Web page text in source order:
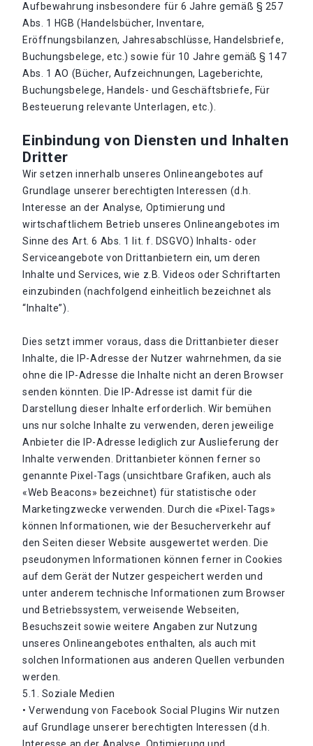
Aufbewahrung insbesondere für 6 Jahre gemäß § 257
Abs. 1 HGB (Handelsbücher, Inventare,
Eröffnungsbilanzen, Jahresabschlüsse, Handelsbriefe,
Buchungsbelege, etc.) sowie für 10 Jahre gemäß § 147
Abs. 1 AO (Bücher, Aufzeichnungen, Lageberichte,
Buchungsbelege, Handels- und Geschäftsbriefe, Für
Besteuerung relevante Unterlagen, etc.).
Einbindung von Diensten und Inhalten
Dritter
Wir setzen innerhalb unseres Onlineangebotes auf
Grundlage unserer berechtigten Interessen (d.h.
Interesse an der Analyse, Optimierung und
wirtschaftlichem Betrieb unseres Onlineangebotes im
Sinne des Art. 6 Abs. 1 lit. f. DSGVO) Inhalts- oder
Serviceangebote von Drittanbietern ein, um deren
Inhalte und Services, wie z.B. Videos oder Schriftarten
einzubinden (nachfolgend einheitlich bezeichnet als
“Inhalte”).
Dies setzt immer voraus, dass die Drittanbieter dieser
Inhalte, die IP-Adresse der Nutzer wahrnehmen, da sie
ohne die IP-Adresse die Inhalte nicht an deren Browser
senden könnten. Die IP-Adresse ist damit für die
Darstellung dieser Inhalte erforderlich. Wir bemühen
uns nur solche Inhalte zu verwenden, deren jeweilige
Anbieter die IP-Adresse lediglich zur Auslieferung der
Inhalte verwenden. Drittanbieter können ferner so
genannte Pixel-Tags (unsichtbare Grafiken, auch als
«Web Beacons» bezeichnet) für statistische oder
Marketingzwecke verwenden. Durch die «Pixel-Tags»
können Informationen, wie der Besucherverkehr auf
den Seiten dieser Website ausgewertet werden. Die
pseudonymen Informationen können ferner in Cookies
auf dem Gerät der Nutzer gespeichert werden und
unter anderem technische Informationen zum Browser
und Betriebssystem, verweisende Webseiten,
Besuchszeit sowie weitere Angaben zur Nutzung
unseres Onlineangebotes enthalten, als auch mit
solchen Informationen aus anderen Quellen verbunden
werden.
5.1. Soziale Medien
• Verwendung von Facebook Social Plugins Wir nutzen
auf Grundlage unserer berechtigten Interessen (d.h.